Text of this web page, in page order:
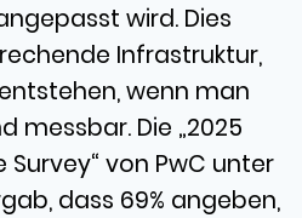
wird. Dies
Infrastruktur,
wenn man
messbar. Die „2025
von PwC unter
dass 69% angeben,